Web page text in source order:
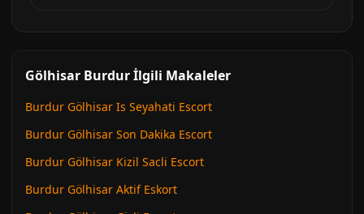
Gölhisar Burdur İlgili Makaleler
Burdur Gölhisar Is Seyahati Escort
Burdur Gölhisar Son Dakika Escort
Burdur Gölhisar Kizil Sacli Escort
Burdur Gölhisar Aktif Eskort